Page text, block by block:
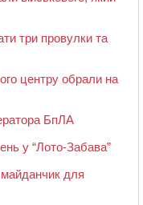
три провулки та
центру обрали на
БпЛА
у “Лото-Забава”
для